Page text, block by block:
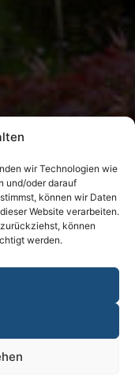
wir Technologien wie
und/oder darauf
können wir Daten
Website verarbeiten.
können
werden.